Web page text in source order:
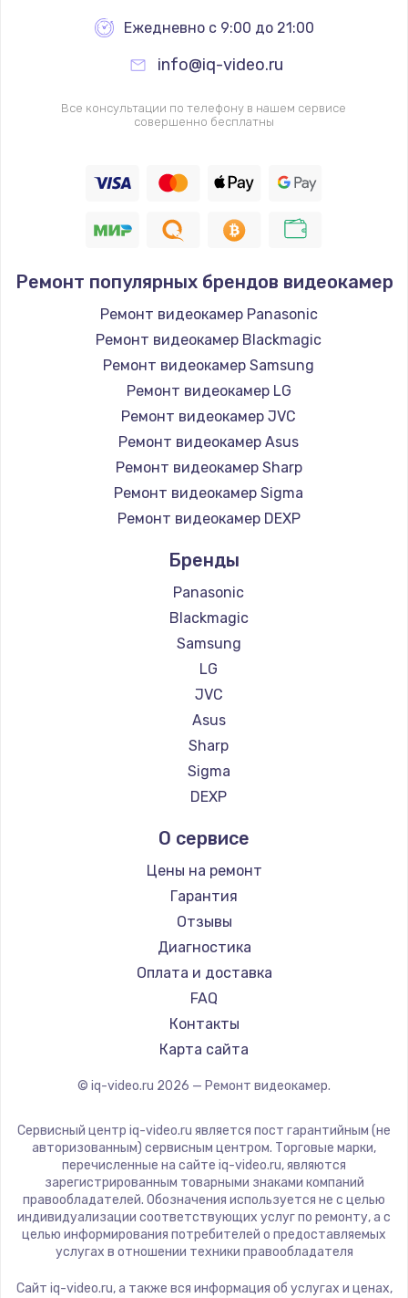
Ежедневно с 9:00 до 21:00
info@iq-video.ru
Все консультации по телефону в нашем сервисе
совершенно бесплатны
Ремонт популярных брендов видеокамер
Ремонт видеокамер Panasonic
Ремонт видеокамер Blackmagic
Ремонт видеокамер Samsung
Ремонт видеокамер LG
Ремонт видеокамер JVC
Ремонт видеокамер Asus
Ремонт видеокамер Sharp
Ремонт видеокамер Sigma
Ремонт видеокамер DEXP
Бренды
Panasonic
Blackmagic
Samsung
LG
JVC
Asus
Sharp
Sigma
DEXP
О сервисе
Цены на ремонт
Гарантия
Отзывы
Диагностика
Оплата и доставка
FAQ
Контакты
Карта сайта
© iq-video.ru 2026 — Ремонт видеокамер.
Сервисный центр iq-video.ru является пост гарантийным (не
авторизованным) сервисным центром. Торговые марки,
перечисленные на сайте iq-video.ru, являются
зарегистрированным товарными знаками компаний
правообладателей. Обозначения используется не с целью
индивидуализации соответствующих услуг по ремонту, а с
целью информирования потребителей о предоставляемых
услугах в отношении техники правообладателя
Сайт iq-video.ru, а также вся информация об услугах и ценах,